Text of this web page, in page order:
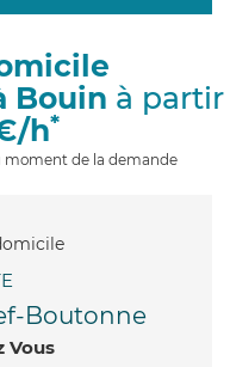
g
i
Bouin à partir
h*
moment de la demande
Boutonne
Vous